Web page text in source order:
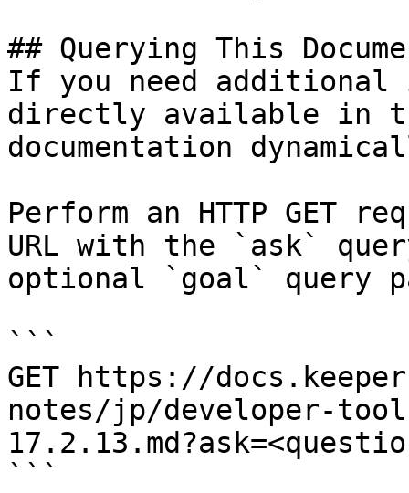
## Querying This
If you need
directly available in
documentation
Perform an HTTP GET
URL with the `ask`
optional `goal` query
```
GET https://
notes/jp/developer-
```